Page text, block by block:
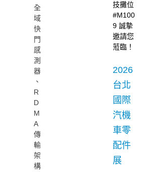
全
域
快
門
感
測
器
、
R
D
M
A
傳
輸
架
構
技攤位
#M100
9 誠摯
邀請您
蒞臨！
2026
台北
國際
汽機
車零
配件
展